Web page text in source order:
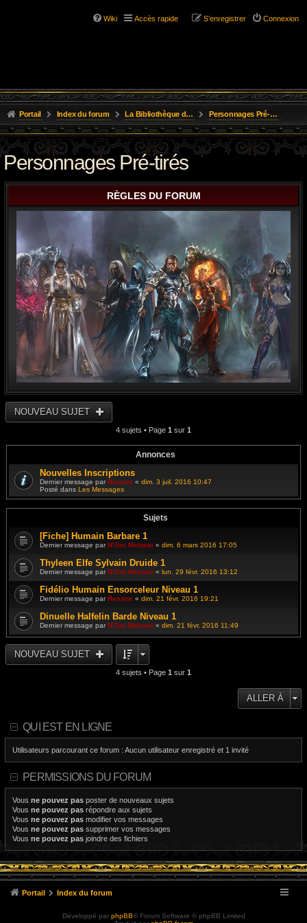
Wiki Accès rapide Connexion
S’enregistrer
Portail Index du forum La Bibliothèque de l'Aube Personnages Pré-tirés
Personnages Pré-tirés
RÈGLES DU FORUM
NOUVEAU SUJET
4 sujets • Page 1 sur 1
Annonces
Nouvelles Inscriptions
Dernier message parResane « dim. 3 juil. 2016 10:47
Posté dans Les Messages
Sujets
[Fiche] Humain Barbare 1
Dernier message parN'Jini Mchawi « dim. 6 mars 2016 17:05
Thyleen Elfe Sylvain Druide 1
Dernier message parN'Jini Mchawi « lun. 29 févr. 2016 13:12
Fidélio Humain Ensorceleur Niveau 1
Dernier message parResane « dim. 21 févr. 2016 19:21
Dinuelle Halfelin Barde Niveau 1
Dernier message parN'Jini Mchawi « dim. 21 févr. 2016 11:49
NOUVEAU SUJET
4 sujets • Page 1 sur 1
ALLER À
QUI EST EN LIGNE
Utilisateurs parcourant ce forum : Aucun utilisateur enregistré et 1 invité
PERMISSIONS DU FORUM
Vous ne pouvez pas poster de nouveaux sujets
Vous ne pouvez pas répondre aux sujets
Vous ne pouvez pas modifier vos messages
Vous ne pouvez pas supprimer vos messages
Vous ne pouvez pas joindre des fichiers
Portail Index du forum
Développé par phpBB® Forum Software © phpBB Limited